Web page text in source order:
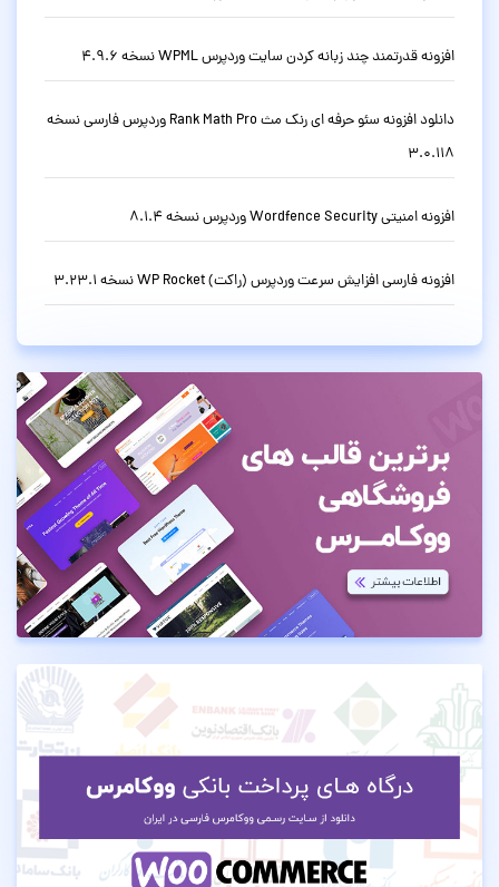
افزونه قدرتمند چند زبانه کردن سایت وردپرس WPML نسخه 4.9.6
دانلود افزونه سئو حرفه ای رنک مث Rank Math Pro وردپرس فارسی نسخه
3.0.118
افزونه امنیتی Wordfence Security وردپرس نسخه 8.1.4
افزونه فارسی افزایش سرعت وردپرس (راکت) WP Rocket نسخه 3.23.1